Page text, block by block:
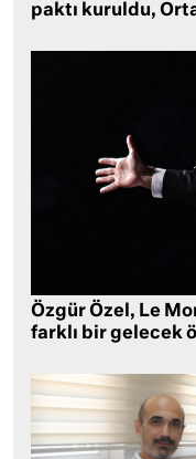
paktı kuruldu,
Özgür Özel, Le
farklı bir gelecek